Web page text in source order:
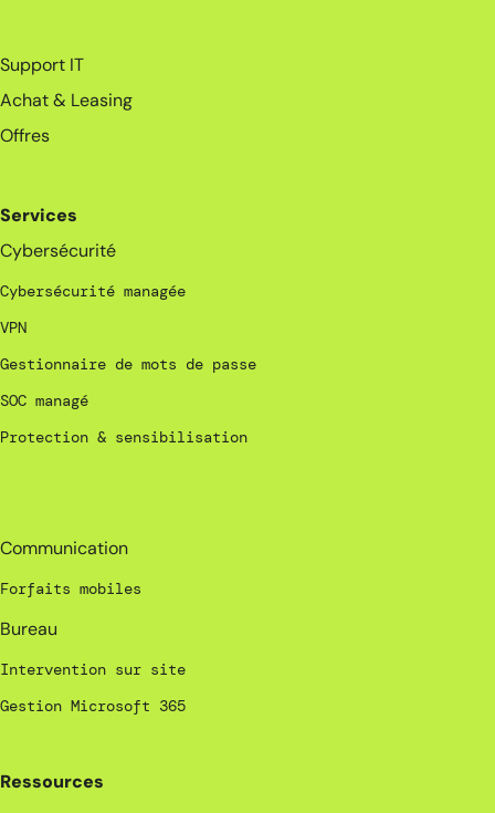
Support IT
Achat & Leasing
Offres
Services
Cybersécurité
Cybersécurité managée
VPN
Gestionnaire de mots de passe
SOC managé
Protection & sensibilisation
Communication
Forfaits mobiles
Bureau
Intervention sur site
Gestion Microsoft 365
Ressources